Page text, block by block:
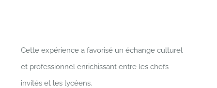
Cette expérience a favorisé un échange culturel
et professionnel enrichissant entre les chefs
invités et les lycéens.